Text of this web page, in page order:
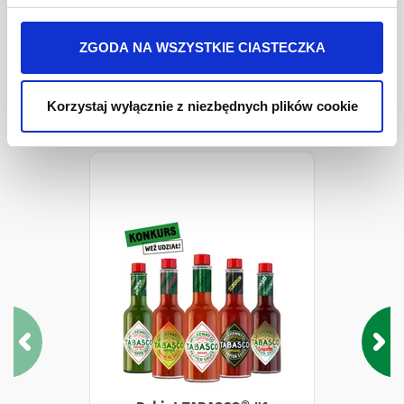
Więcej informacji o przetwarzaniu danych osobowych
ZGODA NA WSZYSTKIE CIASTECZKA
Korzystaj wyłącznie z niezbędnych plików cookie
Pakiety i Zestawy